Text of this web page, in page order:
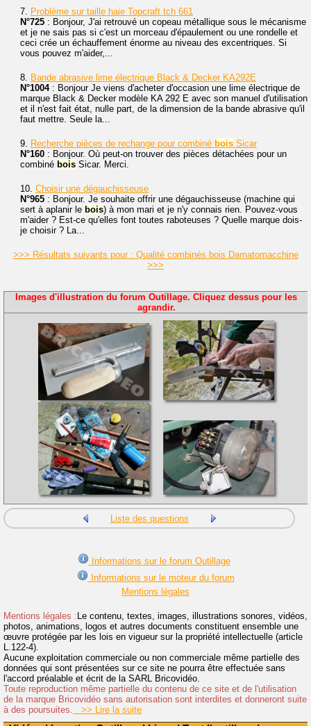
7. Problème sur taille haie Topcraft tch 661
N°725 : Bonjour, J'ai retrouvé un copeau métallique sous le mécanisme
et je ne sais pas si c'est un morceau d'épaulement ou une rondelle et
ceci crée un échauffement énorme au niveau des excentriques. Si
vous pouvez m'aider,...
8. Bande abrasive lime électrique Black & Decker KA292E
N°1004: Bonjour Je viens d'acheter d'occasion une lime électrique de
marque Black & Decker modèle KA 292 E avec son manuel d'utilisation
et il n'est fait état, nulle part, de la dimension de la bande abrasive qu'il
faut mettre. Seule la...
9. Recherche pièces de rechange pour combiné bois Sicar
N°160 : Bonjour. Où peut-on trouver des pièces détachées pour un
combiné bois Sicar. Merci.
10. Choisir une dégauchisseuse
N°965 : Bonjour. Je souhaite offrir une dégauchisseuse (machine qui
sert à aplanir le bois) à mon mari et je n'y connais rien. Pouvez-vous
m'aider ? Est-ce qu'elles font toutes raboteuses ? Quelle marque dois-
je choisir ? La...
>>> Résultats suivants pour : Qualité combinés bois Damatomacchine
>>>
Images d'illustration du forum Outillage. Cliquez dessus pour les
agrandir.
Liste des questions
Informations sur le forum Outillage
Informations sur le moteur du forum
Mentions légales
Mentions légales :Le contenu, textes, images, illustrations sonores, vidéos,
photos, animations, logos et autres documents constituent ensemble une
œuvre protégée par les lois en vigueur sur la propriété intellectuelle (article
L.122-4).
Aucune exploitation commerciale ou non commerciale même partielle des
données qui sont présentées sur ce site ne pourra être effectuée sans
l'accord préalable et écrit de la SARL Bricovidéo.
Toute reproduction même partielle du contenu de ce site et de l'utilisation
de la marque Bricovidéo sans autorisation sont interdites et donneront suite
à des poursuites.
>> Lire la suite